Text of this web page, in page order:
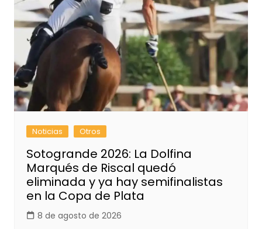
Noticias Otros
Sotogrande 2026: La Dolfina
Marqués de Riscal quedó
eliminada y ya hay semifinalistas
en la Copa de Plata
8 de agosto de 2026